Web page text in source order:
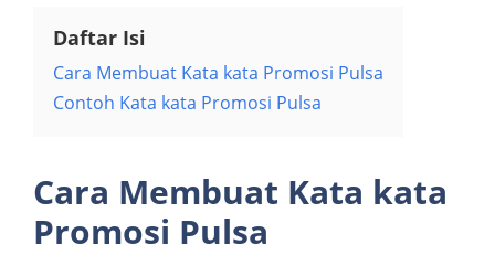
Daftar Isi
Cara Membuat Kata kata Promosi Pulsa
Contoh Kata kata Promosi Pulsa
Cara Membuat Kata kata
Promosi Pulsa